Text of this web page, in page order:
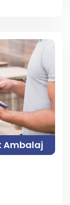
Ambalaj